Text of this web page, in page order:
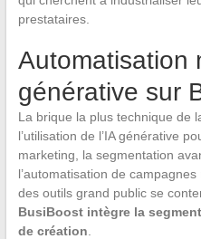
prestataires.
Automatisation
générative sur
La brique la plus technique de
l’utilisation de l’IA générative
marketing, la segmentation
l’automatisation de
des outils grand public se
BusiBoost intègre la
de création